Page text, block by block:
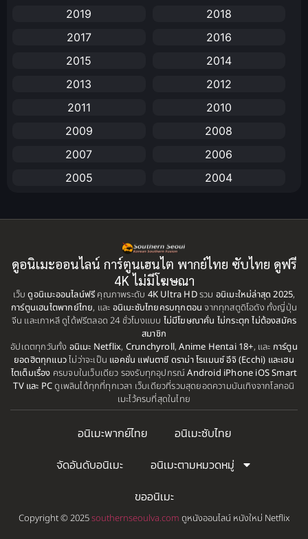
Animation การ์ตูน
Animation อนิเมะ
Animation แอนิเมชั่น
(25)
BBC (1)
Big tits (นมใหญ่)(19)
Biography(1)
Bitch (ผู้หญิงร่าน) (1)
Blackmail (ข่มขู่)(1)
Censored (เซ็นเซอร์)(19)
2019
2018
2017
2016
2015
2014
2013
2012
2011
2010
2009
2008
2007
2006
2005
2004
2001
2000
1997
1996
1995
1993
1992
1991
1990
1989
1988
1987
1985
1984
1983
1982
1981
1980
1979
ดูอนิเมะออนไลน์ การ์ตูนเฮนไต พากย์ไทย ซับไทย ดูฟรี
4K ไม่มีโฆษณา
เว็บดูอนิเมะออนไลน์ฟรี คุณภาพระดับ 4K Ultra HDรวม อนิเมะใหม่ล่าสุด 2025,
การ์ตูนเฮนไตพากย์ไทย, และ อนิเมะซับไทยครบทุกตอน จากทุกสตูดิโอดัง ทั้งญี่ปุ่น
จีน และเกาหลี ดูได้ฟรีตลอด 24 ชั่วโมงแบบ ไม่มีโฆษณาคั่น ไม่กระตุก ไม่ต้องสมัคร
สมาชิก
อัปเดตทุกวันทั้ง อนิเมะ Netflix, Crunchyroll,Anime Hentai 18+, และ การ์ตูน
ยอดฮิตทุกแนวไม่ว่าจะเป็น แอคชั่น แฟนตาซี ดราม่า โรแมนซ์ อีจิ (Ecchi) และเฮน
ไตเต็มเรื่อง ครบจบในเว็บเดียว รองรับทุกอุปกรณ์Android iPhone iOS Smart
TV และ PCดูเพลินได้ทุกที่ทุกเวลา เว็บเดียวที่รวมสุดยอดความบันเทิงจากโลกอนิ
เมะไว้ครบที่สุดในไทย
อนิเมะพากย์ไทย
อนิเมะซับไทย
จัดอันดับอนิเมะ
อนิเมะตามหมวดหมู่
ขออนิเมะ
Copyright © 2025southernseoulva.com ดูหนังออนไลน์ หนังใหม่ Netflix